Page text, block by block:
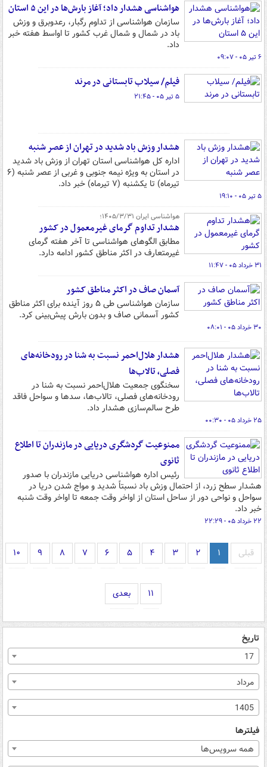
هواشناسی هشدار داد؛ آغاز بارش‌ها در این ۵ استان
سازمان هواشناسی از تداوم رگبار، رعدوبرق و وزش
باد در شمال و شمال‌ غرب کشور تا اواسط هفته خبر
داد.
۶ تیر ۰۵ - ۰۹:۰۷
فیلم/ سیلاب تابستانی در مرند
۵ تیر ۰۵ - ۲۱:۴۵
هشدار وزش باد شدید در تهران از عصر شنبه
اداره کل هواشناسی استان تهران از وزش باد شدید
در استان به ویژه نیمه جنوبی و غربی از عصر شنبه (۶
تیرماه) تا یکشنبه (۷ تیرماه) خبر داد.
۵ تیر ۰۵ - ۱۹:۱۰
هواشناسی ایران ۱۴۰۵/۳/۳۱؛
هشدار تداوم گرمای غیرمعمول در کشور
مطابق الگوهای هواشناسی تا آخر هفته گرمای
غیرمتعارف در اکثر مناطق کشور ادامه دارد.
۳۱ خرداد ۰۵ - ۱۱:۴۷
آسمان صاف در اکثر مناطق کشور
سازمان هواشناسی طی ۵ روز آینده برای اکثر مناطق
کشور آسمانی صاف و بدون بارش پیش‌بینی کرد.
۳۰ خرداد ۰۵ - ۰۸:۰۱
هشدار هلال‌احمر نسبت به شنا در رودخانه‌های
فصلی، تالاب‌ها
سخنگوی جمعیت هلال‌احمر نسبت به شنا در
رودخانه‌های فصلی، تالاب‌ها، سدها و سواحل فاقد
طرح سالم‌سازی هشدار داد.
۲۵ خرداد ۰۵ - ۰۰:۳۰
ممنوعیت گردشگری دریایی در مازندران تا اطلاع
ثانوی
رئیس اداره هواشناسی دریایی مازندران با صدور
هشدار سطح زرد، از احتمال وزش باد نسبتاً شدید و مواج شدن دریا در
سواحل و نواحی دور از ساحل استان از اواخر وقت جمعه تا اواخر وقت شنبه
خبر داد.
۲۲ خرداد ۰۵ - ۲۲:۲۹
قبلی ۱ ۲ ۳ ۴ ۵ ۶ ۷ ۸ ۹ ۱۰
۱۱ بعدی
تاریخ
17
مرداد
1405
فیلترها
همه سرویس‌ها